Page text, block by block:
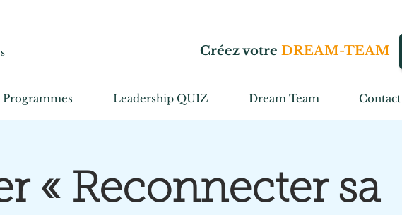
Créez votre DREAM-TEAM
Programmes Leadership QUIZ Dream Team Contact
« Reconnecter sa